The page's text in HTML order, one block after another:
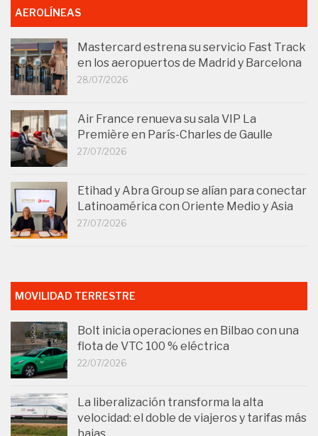
AEROLÍNEAS
Mastercard estrena su servicio Fast Track
en los aeropuertos de Madrid y Barcelona
28/07/2026
Air France renueva su sala VIP La
Première en París-Charles de Gaulle
27/07/2026
Etihad y Abra Group se alían para conectar
Latinoamérica con Oriente Medio y Asia
27/07/2026
MOVILIDAD TERRESTRE
Bolt inicia operaciones en Bilbao con una
flota de VTC 100 % eléctrica
22/07/2026
La liberalización transforma la alta
velocidad: el doble de viajeros y tarifas más